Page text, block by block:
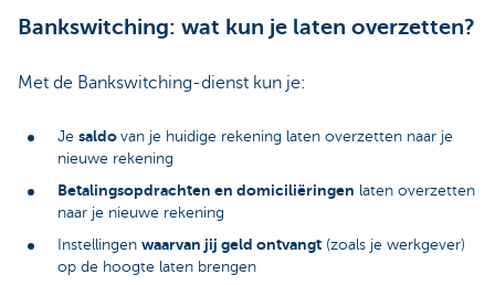
Bankswitching: wat kun je laten overzetten?
Met de Bankswitching-dienst kun je:
Je saldo van je huidige rekening laten overzetten naar je
nieuwe rekening
Betalingsopdrachten en domiciliëringen laten overzetten
naar je nieuwe rekening
Instellingen waarvan jij geld ontvangt (zoals je werkgever)
op de hoogte laten brengen